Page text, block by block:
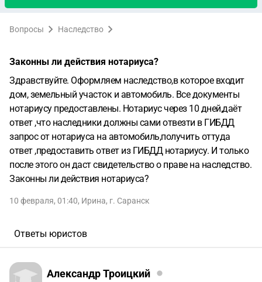
Вопросы Наследство
Законны ли действия нотариуса?
Здравствуйте. Оформляем наследство,в которое входит
дом, земельный участок и автомобиль. Все документы
нотариусу предоставлены. Нотариус через 10 дней,даёт
ответ ,что наследники должны сами отвезти в ГИБДД
запрос от нотариуса на автомобиль,получить оттуда
ответ ,предоставить ответ из ГИБДД нотариусу. И только
после этого он даст свидетельство о праве на наследство.
Законны ли действия нотариуса?
10 февраля, 01:40, Ирина, г. Саранск
Ответы юристов
Александр Троицкий